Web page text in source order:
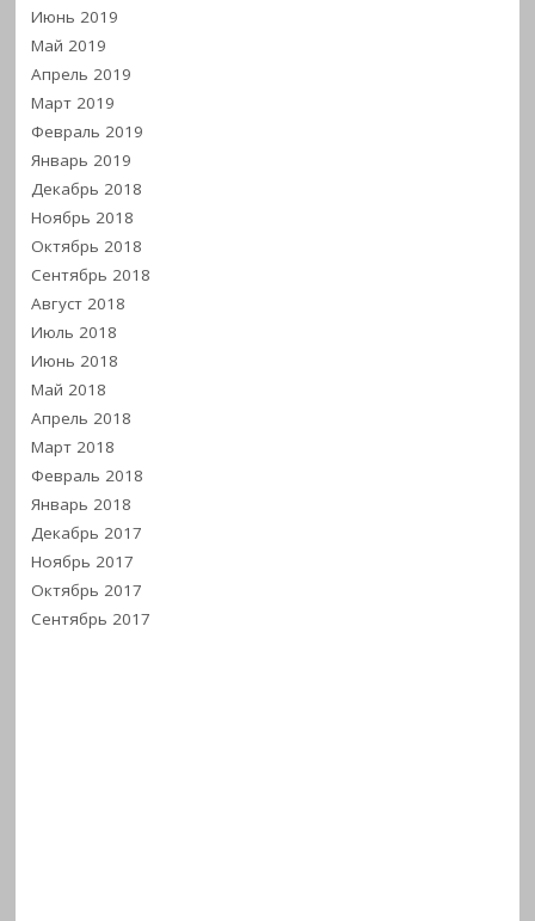
Июнь 2019
Май 2019
Апрель 2019
Март 2019
Февраль 2019
Январь 2019
Декабрь 2018
Ноябрь 2018
Октябрь 2018
Сентябрь 2018
Август 2018
Июль 2018
Июнь 2018
Май 2018
Апрель 2018
Март 2018
Февраль 2018
Январь 2018
Декабрь 2017
Ноябрь 2017
Октябрь 2017
Сентябрь 2017